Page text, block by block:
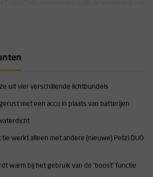
over op de reservemodus met een
elke situatie: binnen handbereik, nabij,
maximale lichtsterkte.
uit vier verschillende lichtbundels
met een accu in plaats van batterijen
werkt alleen met andere (nieuwe) Petzl DUO
warm bij het gebruik van de 'boost' functie